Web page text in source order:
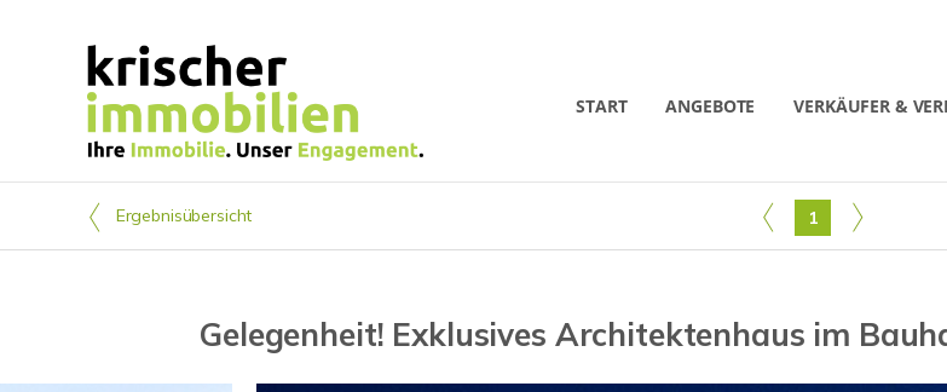
START ANGEBOTE VERKÄUFER &
Ergebnisübersicht 1
Gelegenheit! Exklusives Architektenhaus im